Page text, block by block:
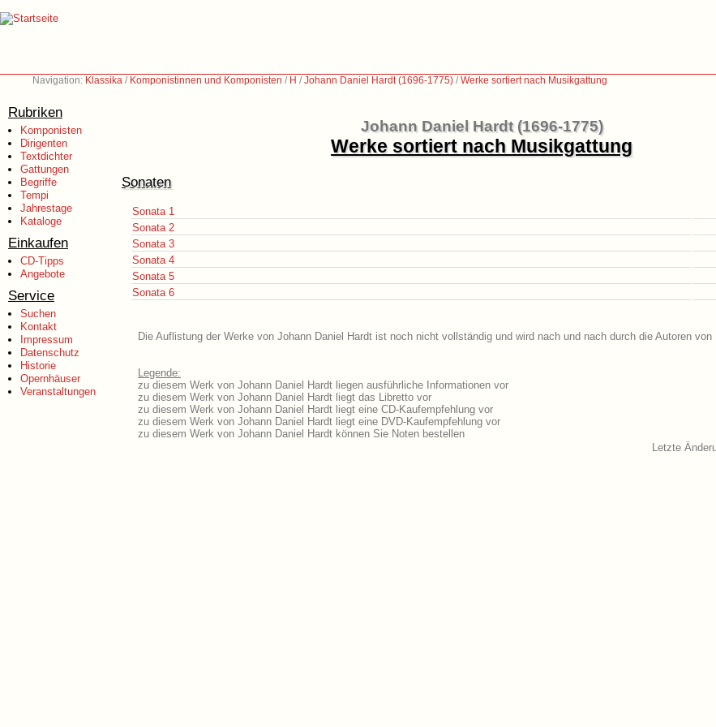
Navigation: Klassika / Komponistinnen und Komponisten / H /Johann Daniel Hardt (1696-1775) /Werke sortiert nach Musikgattung
Rubriken
Komponisten
Dirigenten
Textdichter
Gattungen
Begriffe
Tempi
Jahrestage
Kataloge
Einkaufen
CD-Tipps
Angebote
Service
Suchen
Kontakt
Impressum
Datenschutz
Historie
Opernhäuser
Veranstaltungen
Johann Daniel Hardt (1696-1775)
Werke sortiert nach Musikgattung
Sonaten
Sonata 1
Sonata 2
Sonata 3
Sonata 4
Sonata 5
Sonata 6
Die Auflistung der Werke von Johann Daniel Hardt ist noch nicht vollständig und wird nach und nach durch die Autoren
Legende:
zu diesem Werk von Johann Daniel Hardt liegen ausführliche Informationen vor
zu diesem Werk von Johann Daniel Hardt liegt das Libretto vor
zu diesem Werk von Johann Daniel Hardt liegt eine CD-Kaufempfehlung vor
zu diesem Werk von Johann Daniel Hardt liegt eine DVD-Kaufempfehlung vor
zu diesem Werk von Johann Daniel Hardt können Sie Noten bestellen
Letzte